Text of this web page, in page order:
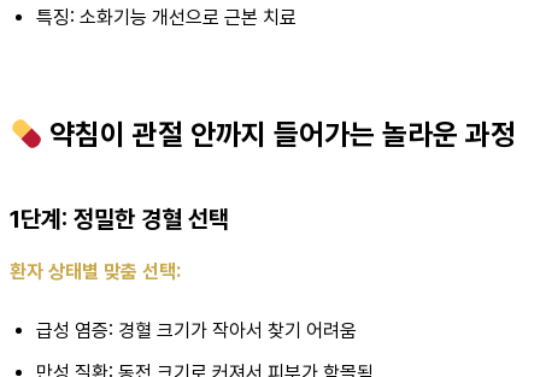
특징: 소화기능 개선으로 근본 치료
약침이 관절 안까지 들어가는 놀라운 과정
1단계: 정밀한 경혈 선택
환자 상태별 맞춤 선택:
급성 염증: 경혈 크기가 작아서 찾기 어려움